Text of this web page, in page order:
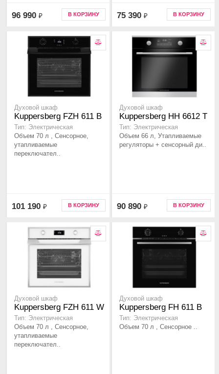
96 990 ₽ В КОРЗИНУ 75 390 ₽ В КОРЗИНУ
Духовой шкаф
Kuppersberg FZH 611 B
Тип: Электрическая
Объем 70 л , Сенсорное,
утапливаемые
переключател..
101 190 ₽ В КОРЗИНУ
Духовой шкаф
Kuppersberg HH 6612 T
Тип: Электрическая
Объем 66 л, Утапливаемые
регуляторы + сенсорный ди..
90 890 ₽ В КОРЗИНУ
Духовой шкаф
Kuppersberg FZH 611 W
Тип: Электрическая
Объем 70 л , Сенсорное,
утапливаемые
переключател..
Духовой шкаф
Kuppersberg FH 611 B
Тип: Электрическая
Объем 70 л , Сенсорное ..